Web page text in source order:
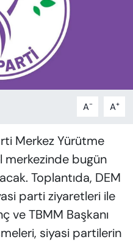
A- A+
Merkez Yürütme
merkezinde bugün
Toplantıda, DEM
parti ziyaretleri ile
ve TBMM Başkanı
siyasi partilerin